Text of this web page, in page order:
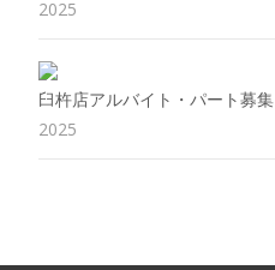
2025
臼杵店アルバイト・パート募集
2025